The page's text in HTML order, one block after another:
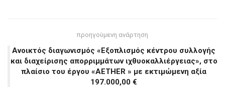
προηγούμενη ανάρτηση
Ανοικτός διαγωνισμός «Εξοπλισμός κέντρου συλλογής
και διαχείρισης απορριμμάτων ιχθυοκαλλιέργειας», στο
πλαίσιο του έργου «AETHER » με εκτιμώμενη αξία
197.000,00 €